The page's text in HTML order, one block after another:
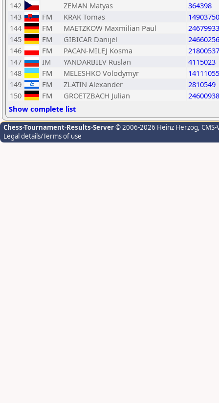
142
ZEMAN Matyas
364398
143
FM KRAK Tomas
14903750
144
FM MAETZKOW Maxmilian Paul
24679933
145
FM GIBICAR Danijel
24660256
146
FM PACAN-MILEJ Kosma
21800537
147
IM YANDARBIEV Ruslan
4115023
148
FM MELESHKO Volodymyr
14111055
149
FM ZLATIN Alexander
2810549
150
FM GROETZBACH Julian
24600938
Show complete list
Chess-Tournament-Results-Server© 2006-2026 Heinz Herzog,
Legal details/Terms of use